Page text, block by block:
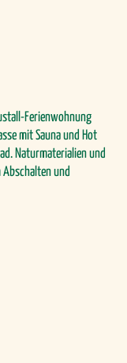
Ferienwohnung
mit Sauna und Hot
Naturmaterialien und
und